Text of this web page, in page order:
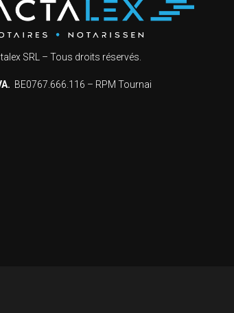
SRL – Tous droits réservés.
BE0767.666.116 – RPM Tournai
vos préférences pour contrôler la manière